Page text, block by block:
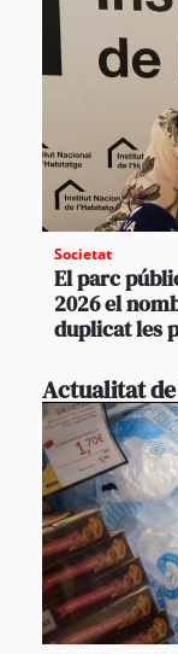
Societat
El parc
2026 el
duplicat les
Actualitat